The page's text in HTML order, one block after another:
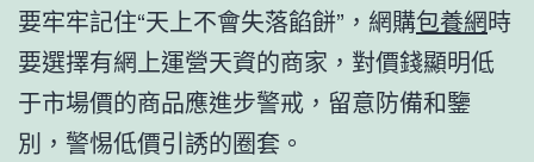
要牢牢記住“天上不會失落餡餅”，網購包養網時
要選擇有網上運營天資的商家，對價錢顯明低
于市場價的商品應進步警戒，留意防備和鑒
別，警惕低價引誘的圈套。